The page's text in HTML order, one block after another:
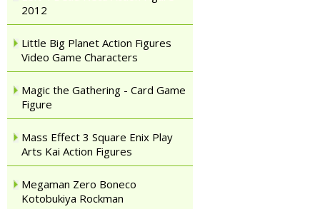
2012
Little Big Planet Action Figures
Video Game Characters
Magic the Gathering - Card Game
Figure
Mass Effect 3 Square Enix Play
Arts Kai Action Figures
Megaman Zero Boneco
Kotobukiya Rockman